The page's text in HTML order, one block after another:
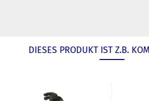
DIESES PRODUKT IST Z.B.